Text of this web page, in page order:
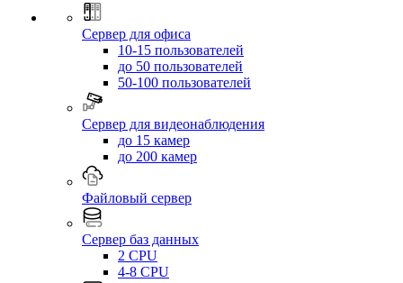
Сервер для офиса
10-15 пользователей
до 50 пользователей
50-100 пользователей
Сервер для видеонаблюдения
до 15 камер
до 200 камер
Файловый сервер
Сервер баз данных
2 CPU
4-8 CPU